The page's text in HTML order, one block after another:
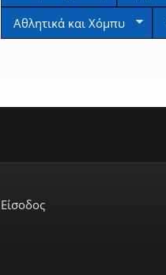
Αθλητικά και Χόμπυ
Είσοδος